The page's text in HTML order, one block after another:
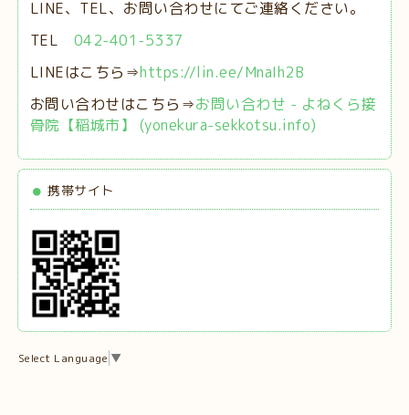
LINE、TEL、お問い合わせにてご連絡ください。
TEL 042-401-5337
LINEはこちら⇒https://lin.ee/MnaIh2B
お問い合わせはこちら⇒お問い合わせ - よねくら接
骨院【稲城市】 (yonekura-sekkotsu.info)
携帯サイト
Select Language ▼